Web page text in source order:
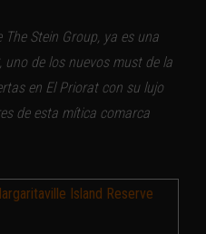
The Stein Group, ya es una
de los nuevos must de la
en El Priorat con su lujo
de esta mítica comarca